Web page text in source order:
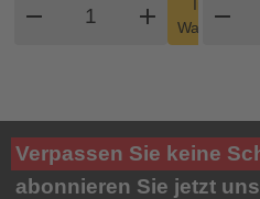
remove add
In den
Warenkorb
remove
Verpassen Sie keine
abonnieren Sie jetzt